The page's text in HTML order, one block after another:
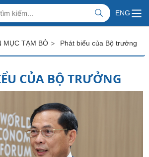
VIỆT NAM
AFFAIRS
ENG
MỤC TẠM BỎ > Phát biểu của Bộ trưởng
CỦA BỘ TRƯỞNG